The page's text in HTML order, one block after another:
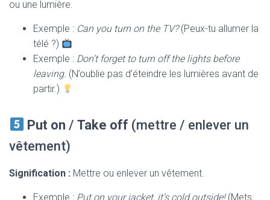
ou une lumière.
Exemple : Can you turn on the TV?(Peux-tu allumer la
télé ?)
Exemple : Don’t forget to turn off the lights before
leaving. (N’oublie pas d’éteindre les lumières avant de
partir.)
Put on /Take off (mettre / enlever un
vêtement)
Signification : Mettre ou enlever un vêtement.
Exemple : Put on your jacket, it’s cold outside!(Mets